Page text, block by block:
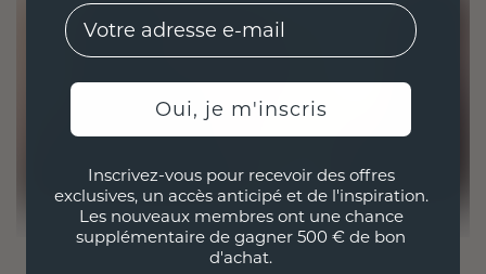
EMail
Oui, je m'inscris
Inscrivez-vous pour recevoir des offres
exclusives, un accès anticipé et de l'inspiration.
Les nouveaux membres ont une chance
supplémentaire de gagner 500 € de bon
d'achat.